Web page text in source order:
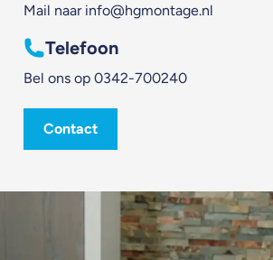
Mail naar info@hgmontage.nl
Telefoon
Bel ons op 0342-700240
Contact